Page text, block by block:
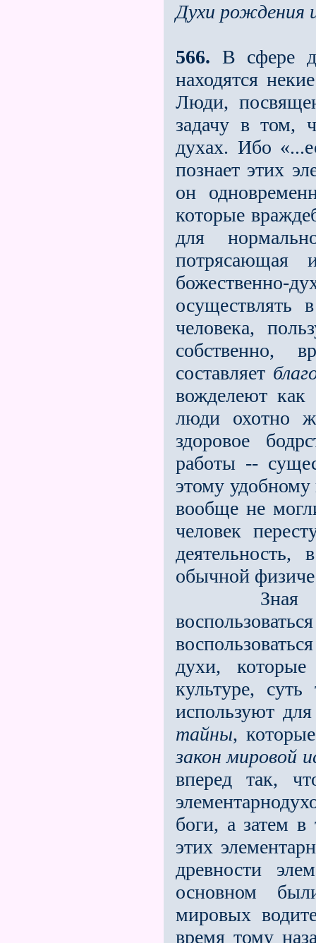
Духи рождения
566. В сфере
находятся
Люди,
задачу в том,
духах. Ибо
познает этих
он
которые
для
потрясающая
осуществлять
человека,
собственно,
составляет
вожделеют как
люди охотно
здоровое
работы --
этому
вообще не
человек
обычной
Зная об
духи,
культуре,
используют
тайны,
закон мировой
вперед так,
боги, а затем
этих
древности
основном
мировых
время тому